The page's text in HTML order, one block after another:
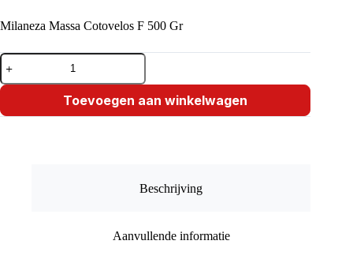
Milaneza Massa Cotovelos F 500 Gr
Milaneza
Massa
Cotovelos
500
Toevoegen aan winkelwagen
Beschrijving
Aanvullende informatie